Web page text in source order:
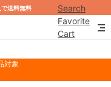
送料無料
Search
Favorite
Cart
対象